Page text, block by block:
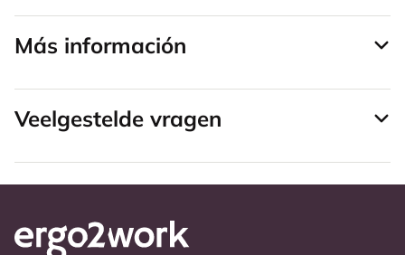
Más información
Veelgestelde vragen